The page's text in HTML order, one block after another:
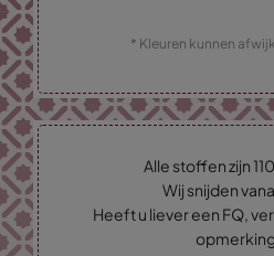
* Kleuren kunnen
Alle stoffen zijn
Wij snijden
Heeft u liever een FQ,